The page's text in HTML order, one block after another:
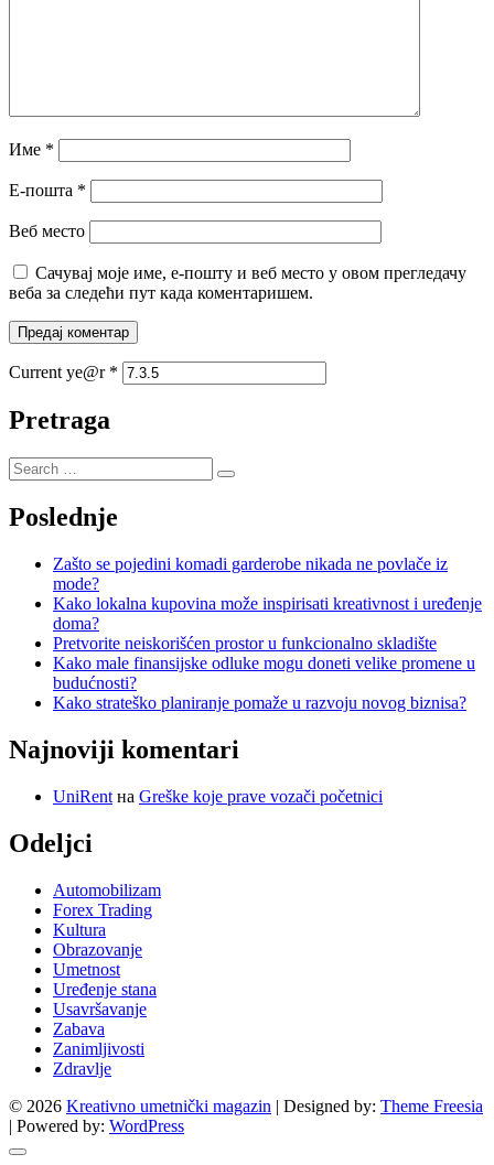
Име *
Е-пошта *
Веб место
Сачувај моје име, е-пошту и веб место у овом прегледачу
веба за следећи пут када коментаришем.
Current ye@r *
Pretraga
Poslednje
Zašto se pojedini komadi garderobe nikada ne povlače iz
mode?
Kako lokalna kupovina može inspirisati kreativnost i uređenje
doma?
Pretvorite neiskorišćen prostor u funkcionalno skladište
Kako male finansijske odluke mogu doneti velike promene u
budućnosti?
Kako strateško planiranje pomaže u razvoju novog biznisa?
Najnoviji komentari
UniRent на Greške koje prave vozači početnici
Odeljci
Automobilizam
Forex Trading
Kultura
Obrazovanje
Umetnost
Uređenje stana
Usavršavanje
Zabava
Zanimljivosti
Zdravlje
© 2026 Kreativno umetnički magazin | Designed by: Theme Freesia
| Powered by: WordPress